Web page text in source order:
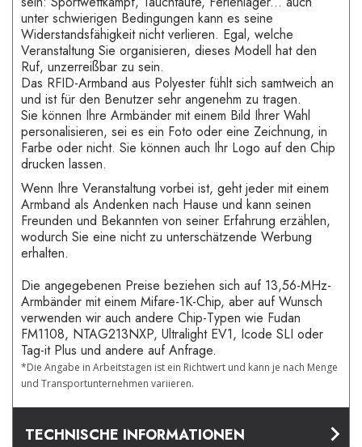
unter schwierigen Bedingungen kann es seine
Widerstandsfähigkeit nicht verlieren. Egal, welche
Veranstaltung Sie organisieren, dieses Modell hat den
Ruf, unzerreißbar zu sein.
Das RFID-Armband aus Polyester fühlt sich samtweich an
und ist für den Benutzer sehr angenehm zu tragen.
Sie können Ihre Armbänder mit einem Bild Ihrer Wahl
personalisieren, sei es ein Foto oder eine Zeichnung, in
Farbe oder nicht. Sie können auch Ihr Logo auf den Chip
drucken lassen.
Wenn Ihre Veranstaltung vorbei ist, geht jeder mit einem
Armband als Andenken nach Hause und kann seinen
Freunden und Bekannten von seiner Erfahrung erzählen,
wodurch Sie eine nicht zu unterschätzende Werbung
erhalten.
Die angegebenen Preise beziehen sich auf 13,56-MHz-
Armbänder mit einem Mifare-1K-Chip, aber auf Wunsch
verwenden wir auch andere Chip-Typen wie Fudan
FM1108, NTAG213NXP, Ultralight EV1, Icode SLI oder
Tag-it Plus und andere auf Anfrage.
*Die Angabe in Arbeitstagen ist ein Richtwert und kann je nach Menge
und Transportunternehmen variieren.
TECHNISCHE INFORMATIONEN